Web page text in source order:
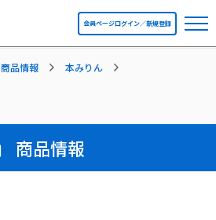
会員ページログイン／新規登録
商品情報 本みりん
商品情報